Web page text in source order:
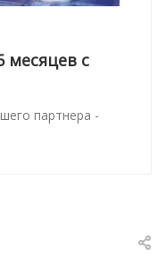
месяцев с
партнера -